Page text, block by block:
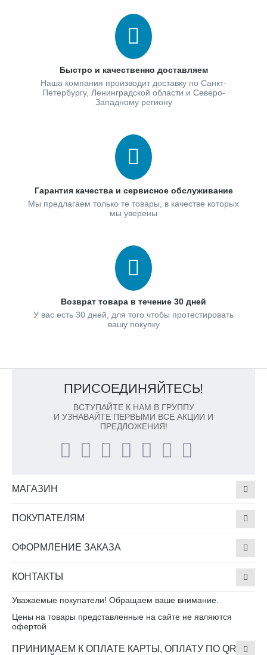
Быстро и качественно доставляем
Наша компания производит доставку по Санкт-
Петербургу, Ленинградской области и Северо-
Западному региону
Гарантия качества и сервисное обслуживание
Мы предлагаем только те товары, в качестве которых
мы уверены
Возврат товара в течение 30 дней
У вас есть 30 дней, для того чтобы протестировать
вашу покупку
ПРИСОЕДИНЯЙТЕСЬ!
ВСТУПАЙТЕ К НАМ В ГРУППУ
И УЗНАВАЙТЕ ПЕРВЫМИ ВСЕ АКЦИИ И
ПРЕДЛОЖЕНИЯ!
МАГАЗИН
ПОКУПАТЕЛЯМ
ОФОРМЛЕНИЕ ЗАКАЗА
КОНТАКТЫ
Уважаемые покупатели! Обращаем ваше внимание.
Цены на товары представленные на сайте не являются
офертой
ПРИНИМАЕМ К ОПЛАТЕ КАРТЫ, ОПЛАТУ ПО QR